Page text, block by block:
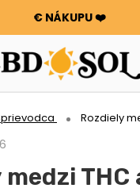
€ NÁKUPU ❤️
CBD už od
SÚ
SMOLY ZADARMO
€ NÁKUPU ❤️
CBD už od
SMOLY ZADARMO
€ NÁKUPU ❤️
Rozdiely
THC